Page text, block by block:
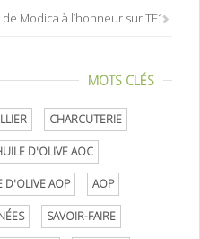
Modica à l’honneur sur TF1
MOTS CLÉS
CHARCUTERIE
D'OLIVE AOC
D'OLIVE AOP AOP
SAVOIR-FAIRE